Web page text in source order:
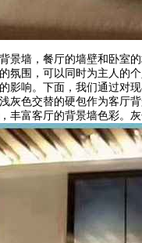
景墙，餐厅的墙壁和卧室
氛围，可以同时为主人的
影响。下面，我们通过对
灰色交替的硬包作为客厅
丰富客厅的背景墙色彩。